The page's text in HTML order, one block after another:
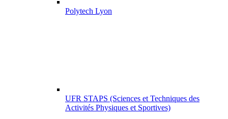
Polytech Lyon
UFR STAPS (Sciences et Techniques des
Activités Physiques et Sportives)